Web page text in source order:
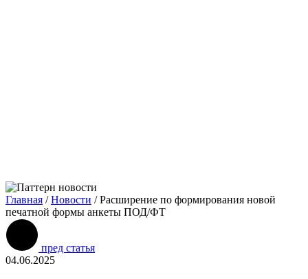
Главная /Новости /Расширение по формирования новой
печатной формы анкеты ПОД/ФТ
пред статья
04.06.2025